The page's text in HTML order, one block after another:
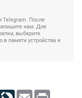
Telegram. После
нам. Для
выберите
в памяти устройства и
LiveJournal
Email Print